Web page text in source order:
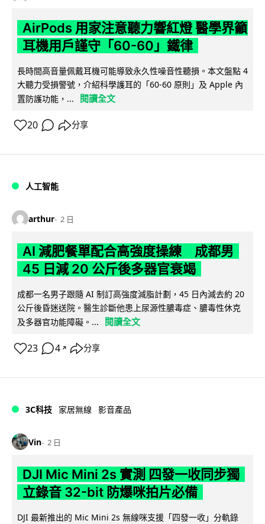
AirPods 用家注意聽力響紅燈 醫學界籲
耳機用戶謹守「60-60」鐵律
長時間高音量佩戴耳機可能導致永久性噪音性聽損。本文盤點 4
大聽力受損警號，介紹科學護耳的「60-60 原則」及 Apple 內
置防護功能，...
閱讀全文
20 分享
人工智能
arthur 2 日
AI 減肥餐單配合高強度操練 成都男
45 日減 20 公斤後多器官衰竭
成都一名男子跟隨 AI 制訂高強度減脂計劃，45 日內減去約 20
公斤後昏迷送院。醫生診斷他患上尿源性膿毒症、膿毒性休克
及多器官功能障礙。...
閱讀全文
23 4 ↗ 分享
3C科技 家居無線 影音產品
Vin 2 日
DJI Mic Mini 2s 實測 四發一收同步獨
立錄音 32-bit 防爆咪拍片必備
DJI 最新推出的 Mic Mini 2s 無線咪支援「四發一收」分軌錄